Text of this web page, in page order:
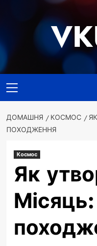
меню
ДОМАШНЯ КОСМОС
ПОХОДЖЕННЯ
Космос
Як